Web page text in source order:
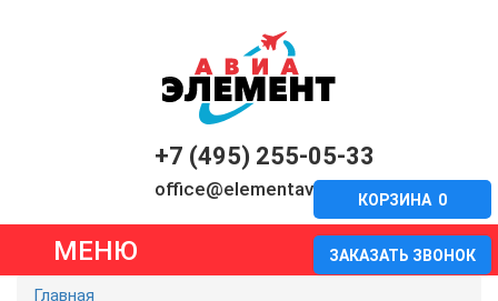
+7 (495) 255-05-33
office@elementavia.ru
ЗАКАЗАТЬ ЗВОНОК
КОРЗИНА 0
МЕНЮ
Главная